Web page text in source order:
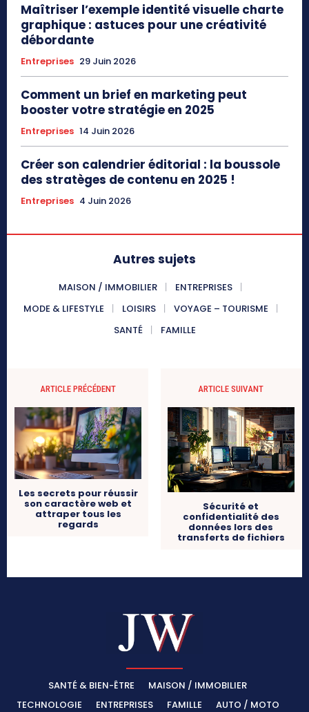
Maîtriser l’exemple identité visuelle charte
graphique : astuces pour une créativité
débordante
Entreprises 29 Juin 2026
Comment un brief en marketing peut
booster votre stratégie en 2025
Entreprises 14 Juin 2026
Créer son calendrier éditorial : la boussole
des stratèges de contenu en 2025 !
Entreprises 4 Juin 2026
Autres sujets
MAISON / IMMOBILIER
ENTREPRISES
MODE & LIFESTYLE
LOISIRS
VOYAGE – TOURISME
SANTÉ
FAMILLE
ARTICLE PRÉCÉDENT
Les secrets pour réussir
son caractère web et
attraper tous les
regards
ARTICLE SUIVANT
Sécurité et
confidentialité des
données lors des
transferts de fichiers
SANTÉ & BIEN-ÊTRE
MAISON / IMMOBILIER
TECHNOLOGIE
ENTREPRISES FAMILLE
AUTO / MOTO